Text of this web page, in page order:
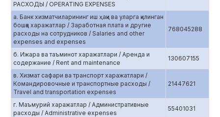
РАСХОДЫ / OPERATING EXPENSES
а. Банк хизматчиларининг иш ҳақи ва уларга қилинган
бошқа харажатлар / Заработная плата и другие
расходы на сотрудников / Salaries and other
expenses and expenses
768045288
б. Ижара ва таъминот харажатлари / Аренда и
содержание / Rent and maintenance
130607155
в. Хизмат сафари ва транспорт харажатлари /
Командировочные и транспортные расходы /
Travel and transportation expenses
21447621
г. Маъмурий харажатлар / Административные
расходы / Administrative expenses
55401031